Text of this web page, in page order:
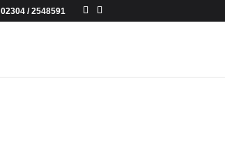
02304 / 2548591